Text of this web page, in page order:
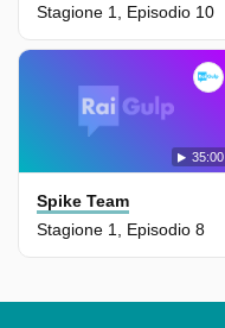
Stagione 1, Episodio 10
35:00
Spike Team
Stagione 1, Episodio 8